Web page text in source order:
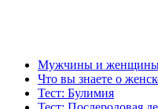
Мужчины и женщины:
Что вы знаете о
Тест: Булимия